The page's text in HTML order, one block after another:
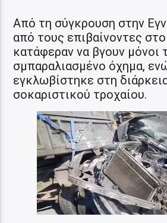
Από τη σύγκρουση στην
από τους επιβαίνοντες
κατάφεραν να βγουν μόνοι
σμπαραλιασμένο όχημα,
εγκλωβίστηκε στη
σοκαριστικού τροχαίου.